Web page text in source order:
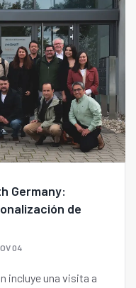
Germany:
de
04
incluye una visita a